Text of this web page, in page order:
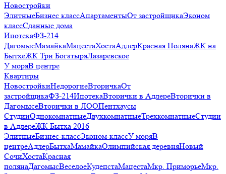
Новостройки
ЭлитныеБизнес классАпартаментыОт застройщикаЭконом
классСданные дома
ИпотекаФЗ-214
ДагомысМамайкаМацестаХостаАдлерКрасная ПолянаЖК на
БытхеЖК Три БогатыряЛазаревское
У моряВ центре
Квартиры
НовостройкиНедорогиеВторичкаОт
застройщикаФЗ-214ИпотекаВторички в АдлереВторички в
ДагомысеВторички в ЛООПентхаусы
СтудииОднокомнатныеДвухкомнатныеТрехкомнатныеСтудии
в АдлереЖК Бытха 2016
ЭлитныеБизнес-классЭконом-классУ моряВ
центреАдлерБытхаМамайкаОлимпийская деревняНовый
СочиХостаКрасная
полянаДагомысВеселоеКудепстаМацестаМкр. ПриморьеМкр.